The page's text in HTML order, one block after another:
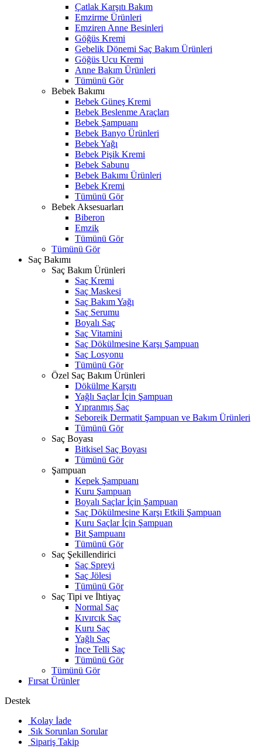
Çatlak Karşıtı Bakım
Emzirme Ürünleri
Emziren Anne Besinleri
Göğüs Kremi
Gebelik Dönemi Saç Bakım Ürünleri
Göğüs Ucu Kremi
Anne Bakım Ürünleri
Tümünü Gör
Bebek Bakımı
Bebek Güneş Kremi
Bebek Beslenme Araçları
Bebek Şampuanı
Bebek Banyo Ürünleri
Bebek Yağı
Bebek Pişik Kremi
Bebek Sabunu
Bebek Bakımı Ürünleri
Bebek Kremi
Tümünü Gör
Bebek Aksesuarları
Biberon
Emzik
Tümünü Gör
Tümünü Gör
Saç Bakımı
Saç Bakım Ürünleri
Saç Kremi
Saç Maskesi
Saç Bakım Yağı
Saç Serumu
Boyalı Saç
Saç Vitamini
Saç Dökülmesine Karşı Şampuan
Saç Losyonu
Tümünü Gör
Özel Saç Bakım Ürünleri
Dökülme Karşıtı
Yağlı Saçlar İçin Şampuan
Yıpranmış Saç
Seboreik Dermatit Şampuan ve Bakım Ürünleri
Tümünü Gör
Saç Boyası
Bitkisel Saç Boyası
Tümünü Gör
Şampuan
Kepek Şampuanı
Kuru Şampuan
Boyalı Saçlar İçin Şampuan
Saç Dökülmesine Karşı Etkili Şampuan
Kuru Saçlar İçin Şampuan
Bit Şampuanı
Tümünü Gör
Saç Şekillendirici
Saç Spreyi
Saç Jölesi
Tümünü Gör
Saç Tipi ve İhtiyaç
Normal Saç
Kıvırcık Saç
Kuru Saç
Yağlı Saç
İnce Telli Saç
Tümünü Gör
Tümünü Gör
Fırsat Ürünler
Destek
Kolay İade
Sık Sorunlan Sorular
Sipariş Takip